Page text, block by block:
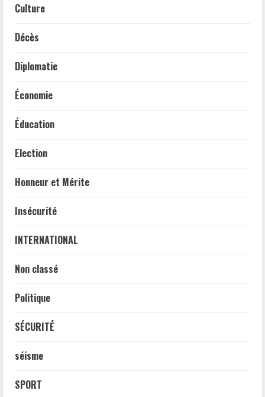
Culture
Décès
Diplomatie
Économie
Éducation
Election
Honneur et Mérite
Insécurité
INTERNATIONAL
Non classé
Politique
SÉCURITÉ
séisme
SPORT